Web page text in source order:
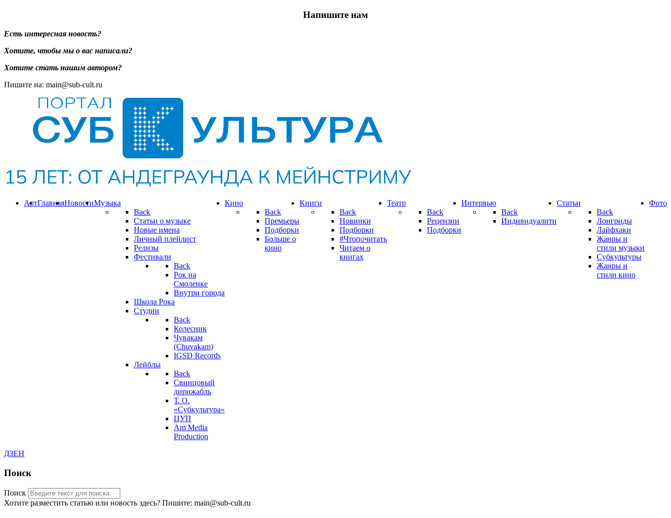
Напишите нам
Есть интересная новость?
Хотите, чтобы мы о вас написали?
Хотите стать нашим автором?
Пишите на: main@sub-cult.ru
Музыка
Back
Статьи о музыке
Новые имена
Личный плейлист
Релизы
Фестивали
Back
Рок на
Смоленке
Внутри города
Школа Рока
Студии
Back
Колесник
Чувакам
(Chuvakam)
IGSD Records
Лейблы
Back
Свинцовый
дирижабль
Т. О.
«Субкультура»
ЦУП
Am Media
Production
Кино
Back
Премьеры
Подборки
Больше о
кино
Книги
Back
Новинки
Подборки
#Чтопочитать
Читаем о
книгах
Театр
Back
Рецензии
Подборки
Фото
Интервью
Back
Индивидуалити
Статьи
Back
Лонгриды
Лайфхаки
Жанры и
стили музыки
Субкультуры
Жанры и
стили кино
Новости
Главная
Арт
ДЗЕН
Поиск
Поиск
Хотите разместить статью или новость здесь? Пишите: main@sub-cult.ru